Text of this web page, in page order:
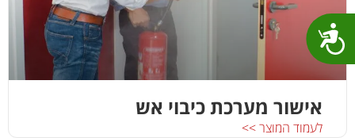
נגישות
אישור מערכת כיבוי אש
לעמוד המוצר >>